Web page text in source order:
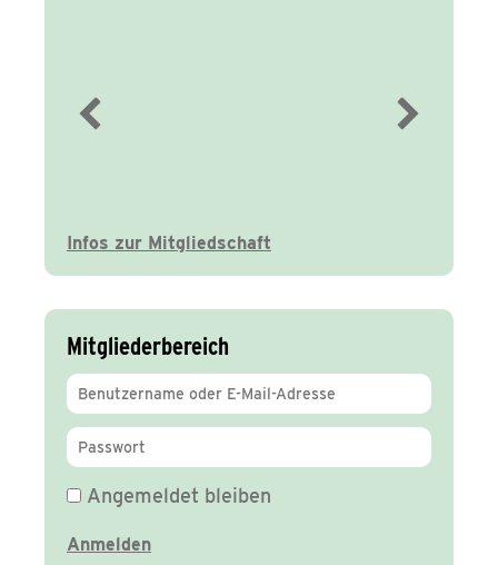
Infos zur Mitgliedschaft
Mitgliederbereich
Angemeldet bleiben